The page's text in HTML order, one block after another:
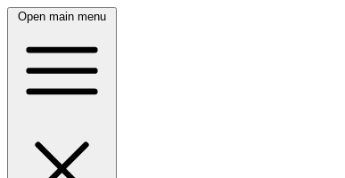
Open main menu